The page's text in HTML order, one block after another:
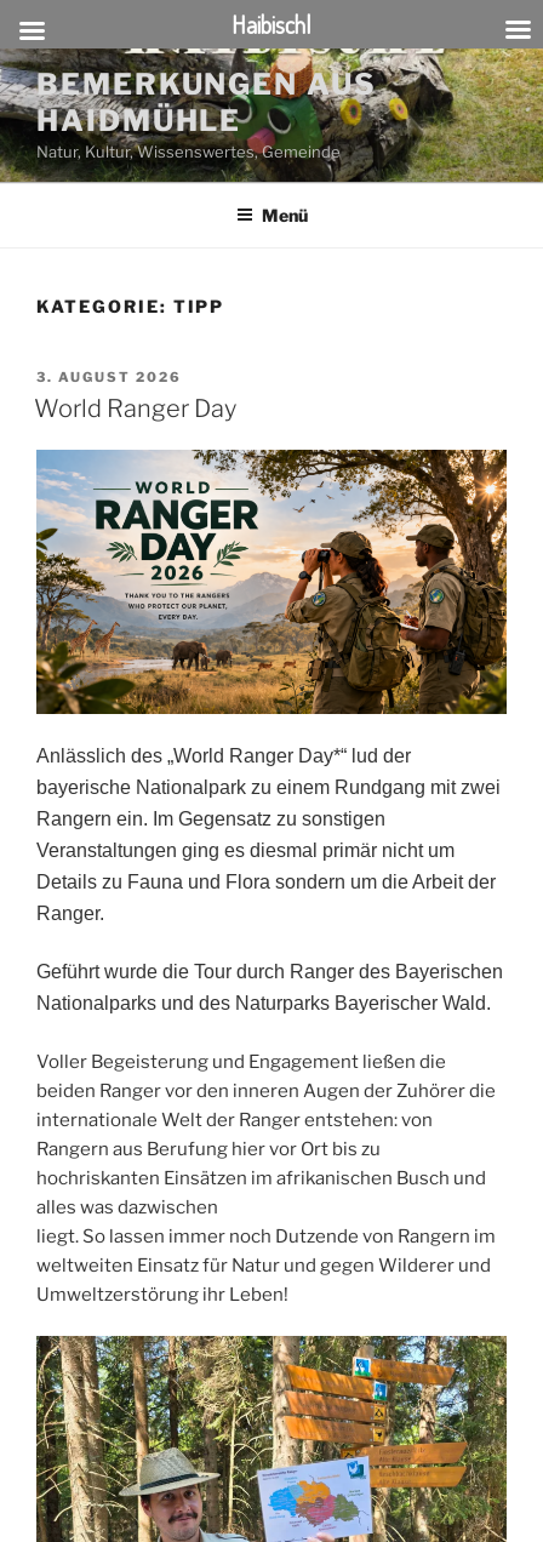
Zum
Inhalt
springen
BEMERKUNGEN AUS
HAIDMÜHLE
Natur, Kultur, Wissenswertes, Gemeinde
Menü
KATEGORIE: TIPP
VERÖFFENTLICHT
AM
3. AUGUST 2026
World Ranger Day
Anlässlich des „World Ranger Day*“ lud der
bayerische Nationalpark zu einem Rundgang mit zwei
Rangern ein. Im Gegensatz zu sonstigen
Veranstaltungen ging es diesmal primär nicht um
Details zu Fauna und Flora sondern um die Arbeit der
Ranger.
Geführt wurde die Tour durch Ranger des Bayerischen
Nationalparks und des Naturparks Bayerischer Wald.
Voller Begeisterung und Engagement ließen die
beiden Ranger vor den inneren Augen der Zuhörer die
internationale Welt der Ranger entstehen: von
Rangern aus Berufung hier vor Ort bis zu
hochriskanten Einsätzen im afrikanischen Busch und
alles was dazwischen
liegt. So lassen immer noch Dutzende von Rangern im
weltweiten Einsatz für Natur und gegen Wilderer und
Umweltzerstörung ihr Leben!
Haibischl